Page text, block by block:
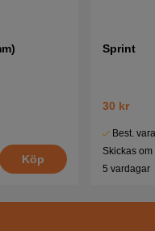
Köp
Sprint
30 kr
Best.
Skickas om
5 vardagar